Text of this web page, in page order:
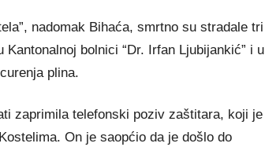
nadomak Bihaća, smrtno su stradale tri
bolnici “Dr. Irfan Ljubijankić” i u
plina.
zaprimila telefonski poziv zaštitara, koji je
On je saopćio da je došlo do